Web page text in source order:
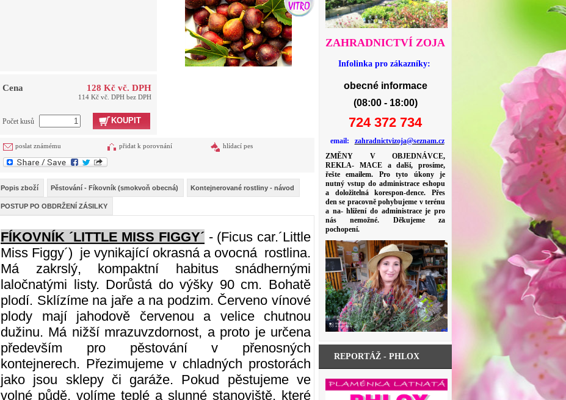
Cena 128 Kč vč. DPH
114 Kč vč. DPH bez DPH
Počet kusů KOUPIT
poslat známému přidat k porovnání hlídací pes
Popis zboží Pěstování - Fíkovník (smokvoň obecná) Kontejnerované rostliny - návod
POSTUP PO OBDRŽENÍ ZÁSILKY
FÍKOVNÍK ´LITTLE MISS FIGGY´ - (Ficus car.´Little
Miss Figgy´) je vynikající okrasná a ovocná rostlina.
Má zakrslý, kompaktní habitus snádhernými
laločnatými listy. Dorůstá do výšky 90 cm. Bohatě
plodí. Sklízíme na jaře a na podzim. Červeno vínové
plody mají jahodově červenou a velice chutnou
dužinu. Má nižší mrazuvzdornost, a proto je určena
především pro pěstování v přenosných
kontejnerech. Přezimujeme v chladných prostorách
jako jsou sklepy či garáže. Pokud pěstujeme ve
volné půdě, volíme teplé a slunné stanoviště, které
ZAHRADNICTVÍ ZOJA
Infolinka pro zákazníky:
obecné informace
(08:00 - 18:00)
724 372 734
email: zahradnictvizoja@seznam.cz
ZMĚNY V OBJEDNÁVCE,
REKLA- MACE a další, prosíme,
řešte emailem. Pro tyto úkony je
nutný vstup do administrace eshopu
a doložitelná korespon-dence. Přes
den se pracovně pohybujeme v terénu
a na- hlížení do administrace je pro
nás nemožné. Děkujeme za
pochopení.
REPORTÁŽ - PHLOX